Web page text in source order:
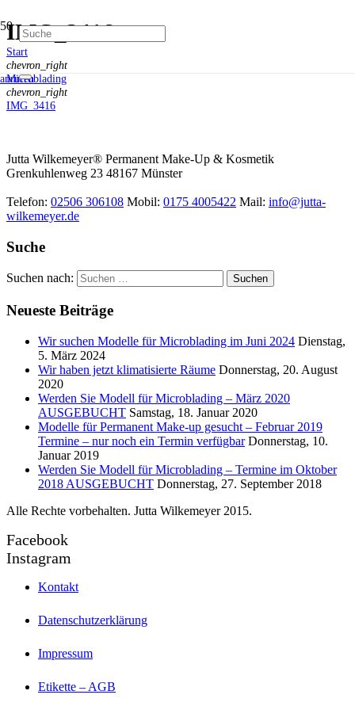
anrufen
IMG_3416
Start
chevron_right
Microblading
chevron_right
IMG_3416
Jutta Wilkemeyer® Permanent Make-Up & Kosmetik
Grenkuhlenweg 23 48167 Münster
Telefon: 02506 306108 Mobil: 0175 4005422 Mail: info@jutta-
wilkemeyer.de
Suche
Suchen nach:
Neueste Beiträge
Wir suchen Modelle für Microblading im Juni 2024 Dienstag,
5. März 2024
Wir haben jetzt klimatisierte Räume Donnerstag, 20. August
2020
Werden Sie Modell für Microblading – März 2020
AUSGEBUCHT Samstag, 18. Januar 2020
Modelle für Permanent Make-up gesucht – Februar 2019
Termine – nur noch ein Termin verfügbar Donnerstag, 10.
Januar 2019
Werden Sie Modell für Microblading – Termine im Oktober
2018 AUSGEBUCHT Donnerstag, 27. September 2018
Alle Rechte vorbehalten. Jutta Wilkemeyer 2015.
Facebook
Instagram
Kontakt
Datenschutzerklärung
Impressum
Etikette – AGB